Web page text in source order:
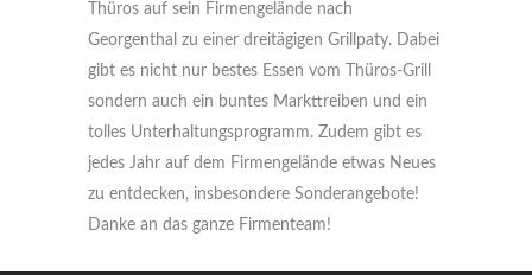
Thüros auf sein Firmengelände nach
Georgenthal zu einer dreitägigen Grillpaty. Dabei
gibt es nicht nur bestes Essen vom Thüros-Grill
sondern auch ein buntes Markttreiben und ein
tolles Unterhaltungsprogramm. Zudem gibt es
jedes Jahr auf dem Firmengelände etwas Neues
zu entdecken, insbesondere Sonderangebote!
Danke an das ganze Firmenteam!